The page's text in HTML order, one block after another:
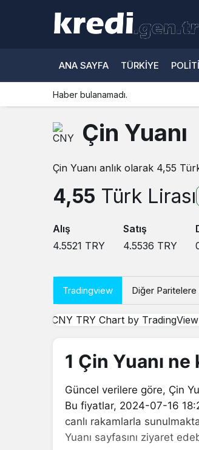
ANA SAYFA TÜRKIYE
Haber bulanamadı.
Çin Yuanı
Çin Yuanı anlık olarak 4,55
4,55 Türk Lirası
Alış
4.5521 TRY
Satış
4.5536 TRY
Tradingview Diğer
CNY TRY Chart by TradingView
1 Çin Yuanı
Güncel verilere göre, Çin
Bu fiyatlar, 2024-07-16
canlı rakamlarla
Yuanı sayfasını ziyaret